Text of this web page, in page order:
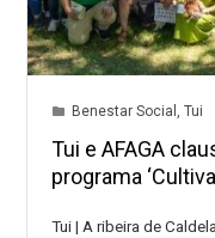
Benestar Social ,Tui
Tui e AFAGA
programa
Tui | A ribeira de